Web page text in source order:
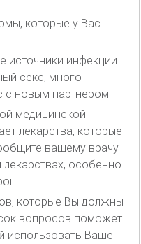
которые у Вас
инфекции.
секс, много
с новым партнером.
медицинской
лекарства, которые
вашему врачу
особенно
которые Вы должны
вопросов поможет
использовать Ваше